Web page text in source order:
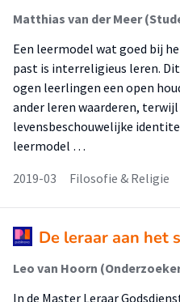
Een leermodel wat goed bij
past is interreligieus leren.
ogen leerlingen een open
ander leren waarderen,
levensbeschouwelijke
leermodel …
2019-03
Filosofie & Religie
De leraar aan het
In de Master Leraar